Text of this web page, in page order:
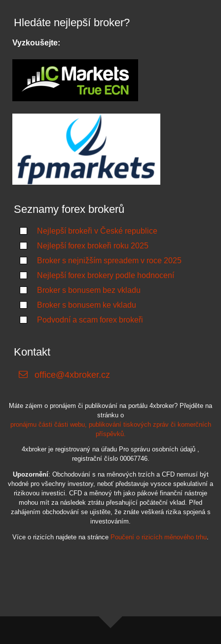
Hledáte nejlepší broker?
Vyzkoušejte:
Seznamy forex brokerů
Nejlepší brokeři v České republice
Nejlepší forex brokeři roku 2025
Broker s nejnižším spreadem v roce 2025
Nejlepší forex brokery podle hodnocení
Broker s bonusem bez vkladu
Broker s bonusem ke vkladu
Podvodní a scam forex brokeři
Kontakt
office@4xbroker.cz
Máte zájem o pronájem či publikování na portálu 4xbroker? Přejděte na
stránku o
pronájmu části části webu, publikování tiskových zpráv či komerčních
příspěvků.
4xbroker je registrovaný na úřadu Pro správu osobních údajů ,
registrační číslo 00067746.
Upozornění: Obchodování s na měnových trzích a CFD nemusí být
vhodné pro všechny investory, neboť představuje vysoce spekulativní a
rizikovou investici. CFD a měnový trh jako pákové finanční nástroje
mohou mít za následek ztrátu přesahující počáteční vklad. Před
zahájením obchodování se ujistěte, že znáte veškerá rizika spojená s
investováním.
Více o rizicích najdete na stránce Poučení o rizicích měnového trhu.